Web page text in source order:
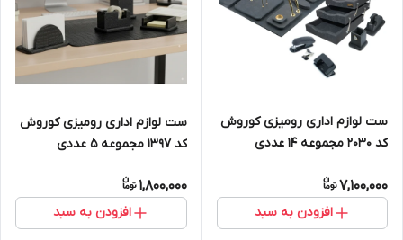
ست لوازم اداری رومیزی کوروش
کد 2030 مجموعه 14 عددی
7,100,000
افزودن به سبد
ست لوازم اداری رومیزی کوروش
کد 1397 مجموعه ۵ عددی
1,800,000
افزودن به سبد